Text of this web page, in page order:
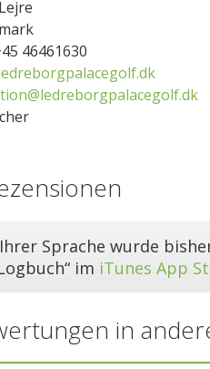
46461630
Sprache wurde
im iTunes App
in